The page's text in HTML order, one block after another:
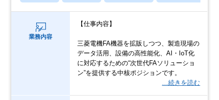
業務内容
【仕事内容】
三菱電機FA機器を拡販しつつ、製造現場の
データ活用、設備の高性能化、AI・IoT化
に対応するための“次世代FAソリューショ
ン”を提供する中核ポジションです。
…続きを読む